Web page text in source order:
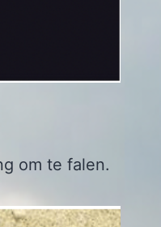
om te falen.